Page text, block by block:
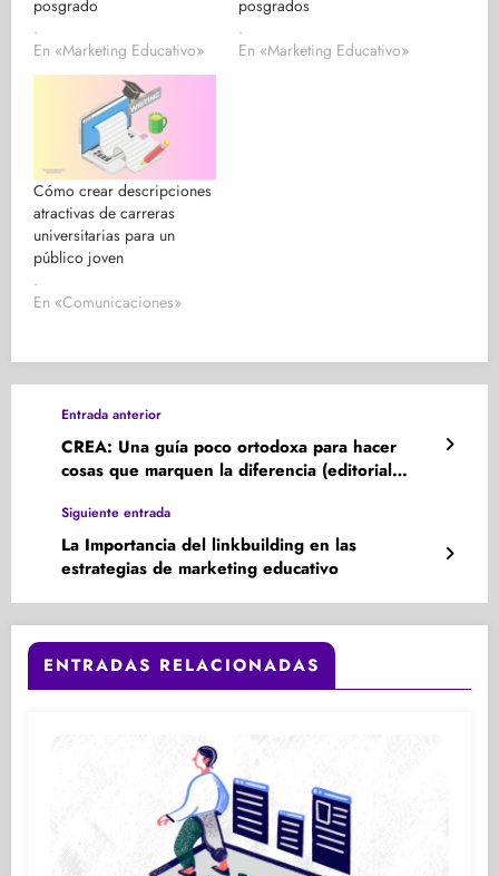
posgrado
.
En «Marketing Educativo»
posgrados
.
En «Marketing Educativo»
Cómo crear descripciones
atractivas de carreras
universitarias para un
público joven
.
En «Comunicaciones»
Entrada anterior
CREA: Una guía poco ortodoxa para hacer
cosas que marquen la diferencia (editorial
Siguiente entrada
La Importancia del linkbuilding en las
estrategias de marketing educativo
ENTRADAS RELACIONADAS